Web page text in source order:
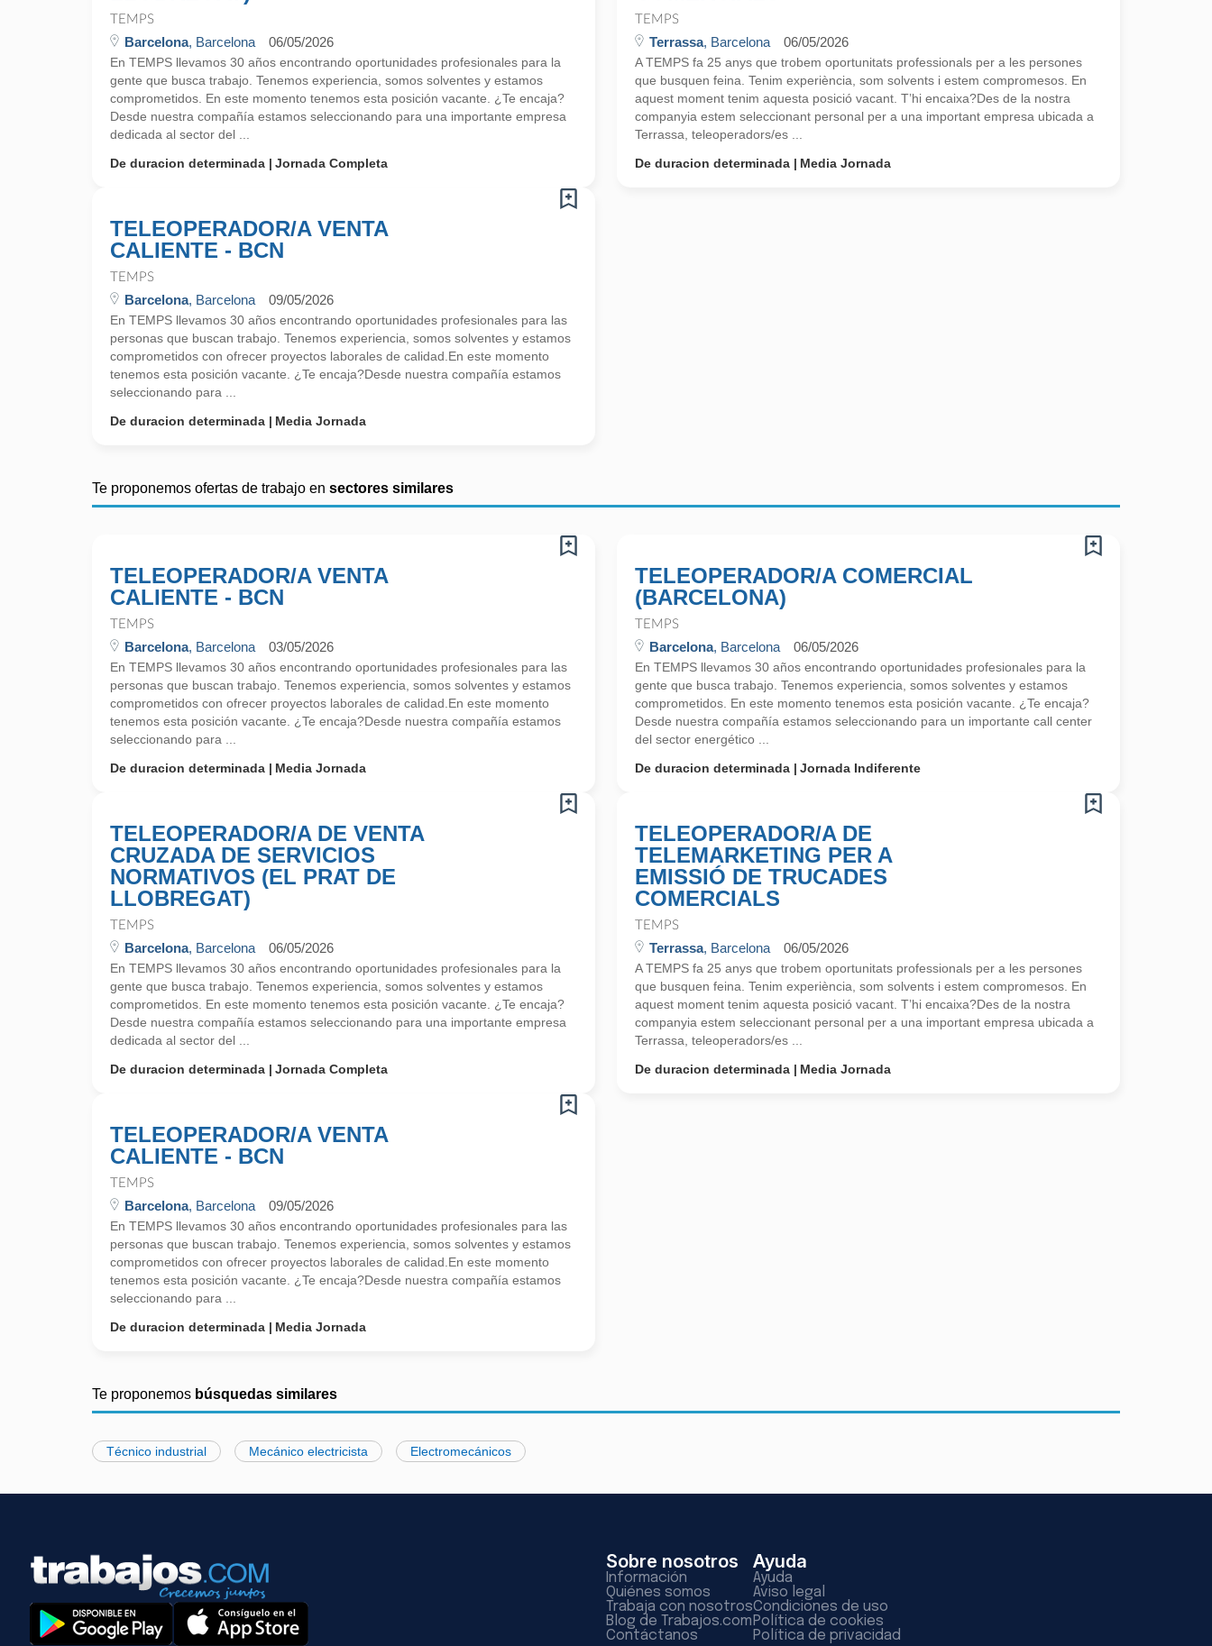
TEMPS
Barcelona, Barcelona 06/05/2026
En TEMPS llevamos 30 años encontrando oportunidades profesionales para la
gente que busca trabajo. Tenemos experiencia, somos solventes y estamos
comprometidos. En este momento tenemos esta posición vacante. ¿Te encaja?
Desde nuestra compañía estamos seleccionando para una importante empresa
dedicada al sector del ...
De duracion determinada
Jornada Completa
TEMPS
Terrassa, Barcelona 06/05/2026
A TEMPS fa 25 anys que trobem oportunitats professionals per a les persones
que busquen feina. Tenim experiència, som solvents i estem compromesos. En
aquest moment tenim aquesta posició vacant. T’hi encaixa?Des de la nostra
companyia estem seleccionant personal per a una important empresa ubicada a
Terrassa, teleoperadors/es ...
De duracion determinada
Media Jornada
TELEOPERADOR/A VENTA
CALIENTE - BCN
TEMPS
Barcelona, Barcelona 09/05/2026
En TEMPS llevamos 30 años encontrando oportunidades profesionales para las
personas que buscan trabajo. Tenemos experiencia, somos solventes y estamos
comprometidos con ofrecer proyectos laborales de calidad.En este momento
tenemos esta posición vacante. ¿Te encaja?Desde nuestra compañía estamos
seleccionando para ...
De duracion determinada
Media Jornada
Te proponemos ofertas de trabajo en sectores similares
TELEOPERADOR/A VENTA
CALIENTE - BCN
TEMPS
Barcelona, Barcelona 03/05/2026
En TEMPS llevamos 30 años encontrando oportunidades profesionales para las
personas que buscan trabajo. Tenemos experiencia, somos solventes y estamos
comprometidos con ofrecer proyectos laborales de calidad.En este momento
tenemos esta posición vacante. ¿Te encaja?Desde nuestra compañía estamos
seleccionando para ...
De duracion determinada
Media Jornada
TELEOPERADOR/A COMERCIAL
(BARCELONA)
TEMPS
Barcelona, Barcelona 06/05/2026
En TEMPS llevamos 30 años encontrando oportunidades profesionales para la
gente que busca trabajo. Tenemos experiencia, somos solventes y estamos
comprometidos. En este momento tenemos esta posición vacante. ¿Te encaja?
Desde nuestra compañía estamos seleccionando para un importante call center
del sector energético ...
De duracion determinada
Jornada Indiferente
TELEOPERADOR/A DE VENTA
CRUZADA DE SERVICIOS
NORMATIVOS (EL PRAT DE
LLOBREGAT)
TEMPS
Barcelona, Barcelona 06/05/2026
En TEMPS llevamos 30 años encontrando oportunidades profesionales para la
gente que busca trabajo. Tenemos experiencia, somos solventes y estamos
comprometidos. En este momento tenemos esta posición vacante. ¿Te encaja?
Desde nuestra compañía estamos seleccionando para una importante empresa
dedicada al sector del ...
De duracion determinada
Jornada Completa
TELEOPERADOR/A DE
TELEMARKETING PER A
EMISSIÓ DE TRUCADES
COMERCIALS
TEMPS
Terrassa, Barcelona 06/05/2026
A TEMPS fa 25 anys que trobem oportunitats professionals per a les persones
que busquen feina. Tenim experiència, som solvents i estem compromesos. En
aquest moment tenim aquesta posició vacant. T’hi encaixa?Des de la nostra
companyia estem seleccionant personal per a una important empresa ubicada a
Terrassa, teleoperadors/es ...
De duracion determinada
Media Jornada
TELEOPERADOR/A VENTA
CALIENTE - BCN
TEMPS
Barcelona, Barcelona 09/05/2026
En TEMPS llevamos 30 años encontrando oportunidades profesionales para las
personas que buscan trabajo. Tenemos experiencia, somos solventes y estamos
comprometidos con ofrecer proyectos laborales de calidad.En este momento
tenemos esta posición vacante. ¿Te encaja?Desde nuestra compañía estamos
seleccionando para ...
De duracion determinada
Media Jornada
Te proponemos búsquedas similares
Técnico industrial Mecánico electricista Electromecánicos
Sobre nosotros
Información
Quiénes somos
Trabaja con nosotros
Blog de Trabajos.com
Contáctanos
Ayuda
Ayuda
Aviso legal
Condiciones de uso
Política de cookies
Política de privacidad